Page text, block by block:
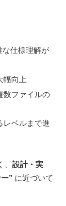
な仕様理解が
幅向上
数ファイルの
レベルまで進
、設計・実
” に近づいて